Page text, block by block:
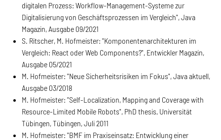
digitalen Prozess: Workflow-Management-Systeme zur
Digitalisierung von Geschäftsprozessen im Vergleich", Java
Magazin, Ausgabe 09/2021
S. Ritscher, M. Hofmeister: "Komponentenarchitekturen im
Vergleich: React oder Web Components?", Entwickler Magazin,
Ausgabe 05/2021
M. Hofmeister: "Neue Sicherheitsrisiken im Fokus", Java aktuell,
Ausgabe 03/2018
M. Hofmeister: "Self-Localization, Mapping and Coverage with
Resource-Limited Mobile Robots", PhD thesis, Universität
Tübingen, Tübingen, Juli 2011
M. Hofmeister: "BMF im Praxiseinsatz: Entwicklung einer